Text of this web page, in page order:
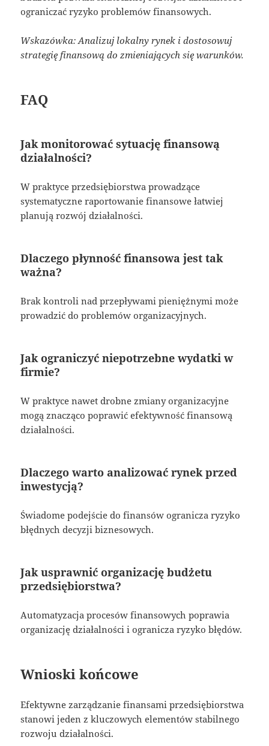
ograniczać ryzyko problemów finansowych.
Wskazówka: Analizuj lokalny rynek i dostosowuj
strategię finansową do zmieniających się warunków.
FAQ
Jak monitorować sytuację finansową
działalności?
W praktyce przedsiębiorstwa prowadzące
systematyczne raportowanie finansowe łatwiej
planują rozwój działalności.
Dlaczego płynność finansowa jest tak
ważna?
Brak kontroli nad przepływami pieniężnymi może
prowadzić do problemów organizacyjnych.
Jak ograniczyć niepotrzebne wydatki w
firmie?
W praktyce nawet drobne zmiany organizacyjne
mogą znacząco poprawić efektywność finansową
działalności.
Dlaczego warto analizować rynek przed
inwestycją?
Świadome podejście do finansów ogranicza ryzyko
błędnych decyzji biznesowych.
Jak usprawnić organizację budżetu
przedsiębiorstwa?
Automatyzacja procesów finansowych poprawia
organizację działalności i ogranicza ryzyko błędów.
Wnioski końcowe
Efektywne zarządzanie finansami przedsiębiorstwa
stanowi jeden z kluczowych elementów stabilnego
rozwoju działalności.